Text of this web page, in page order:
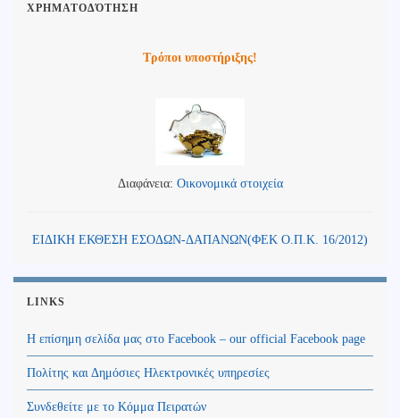
ΧΡΗΜΑΤΟΔΌΤΗΣΗ
Τρόποι υποστήριξης!
Διαφάνεια: Οικονομικά στοιχεία
ΕΙΔΙΚΗ ΕΚΘΕΣΗ ΕΣΟΔΩΝ-ΔΑΠΑΝΩΝ(ΦΕΚ Ο.Π.Κ. 16/2012)
LINKS
Η επίσημη σελίδα μας στο Facebook – our official Facebook page
Πολίτης και Δημόσιες Ηλεκτρονικές υπηρεσίες
Συνδεθείτε με το Κόμμα Πειρατών